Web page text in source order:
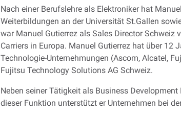
Nach einer Berufslehre als Elektroniker hat
Weiterbildungen an der Universität St.Gallen
war Manuel Gutierrez als Sales Director
Carriers in Europa. Manuel Gutierrez hat über 12
Technologie-Unternehmungen (Ascom, Alcatel,
Fujitsu Technology Solutions AG Schweiz.
Neben seiner Tätigkeit als Business
dieser Funktion unterstützt er Unternehmen bei